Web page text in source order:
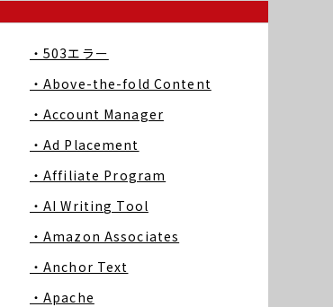
・503エラー
・Above-the-fold Content
・Account Manager
・Ad Placement
・Affiliate Program
・AI Writing Tool
・Amazon Associates
・Anchor Text
・Apache